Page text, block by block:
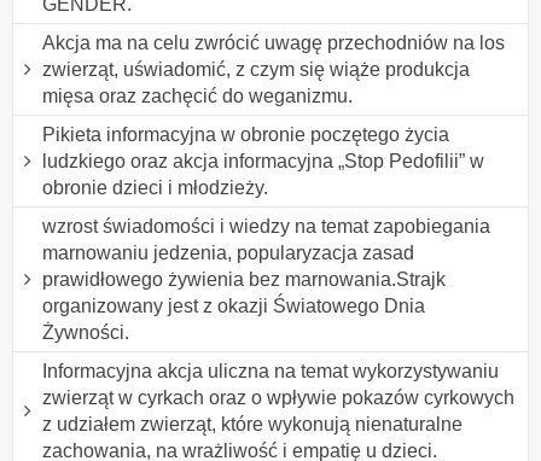
Akcja ma na celu zwrócić uwagę przechodniów na los
zwierząt, uświadomić, z czym się wiąże produkcja
mięsa oraz zachęcić do weganizmu.
Pikieta informacyjna w obronie poczętego życia
ludzkiego oraz akcja informacyjna „Stop Pedofilii” w
obronie dzieci i młodzieży.
wzrost świadomości i wiedzy na temat zapobiegania
marnowaniu jedzenia, popularyzacja zasad
prawidłowego żywienia bez marnowania.Strajk
organizowany jest z okazji Światowego Dnia
Żywności.
Informacyjna akcja uliczna na temat wykorzystywaniu
zwierząt w cyrkach oraz o wpływie pokazów cyrkowych
z udziałem zwierząt, które wykonują nienaturalne
zachowania, na wrażliwość i empatię u dzieci.